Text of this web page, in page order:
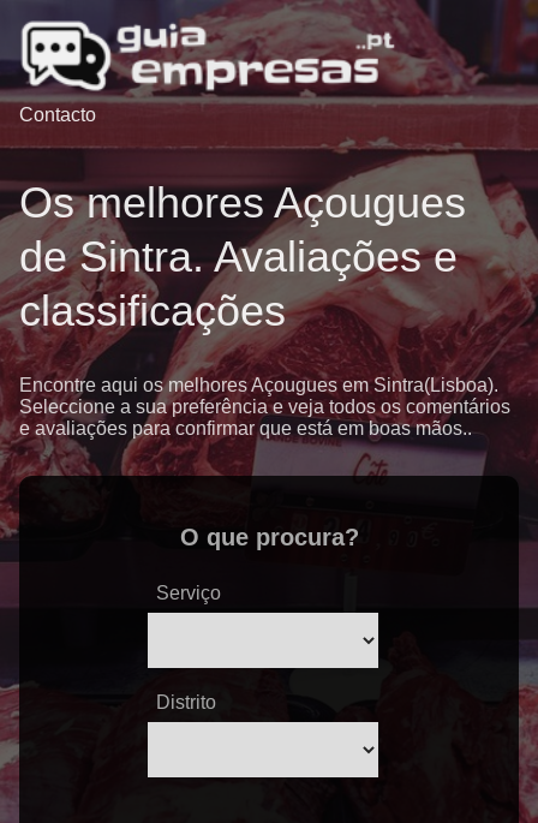
Contacto
Os melhores Açougues
de Sintra. Avaliações e
classificações
Encontre aqui os melhores Açougues em Sintra(Lisboa).
Seleccione a sua preferência e veja todos os comentários
e avaliações para confirmar que está em boas mãos..
O que procura?
Serviço
Distrito